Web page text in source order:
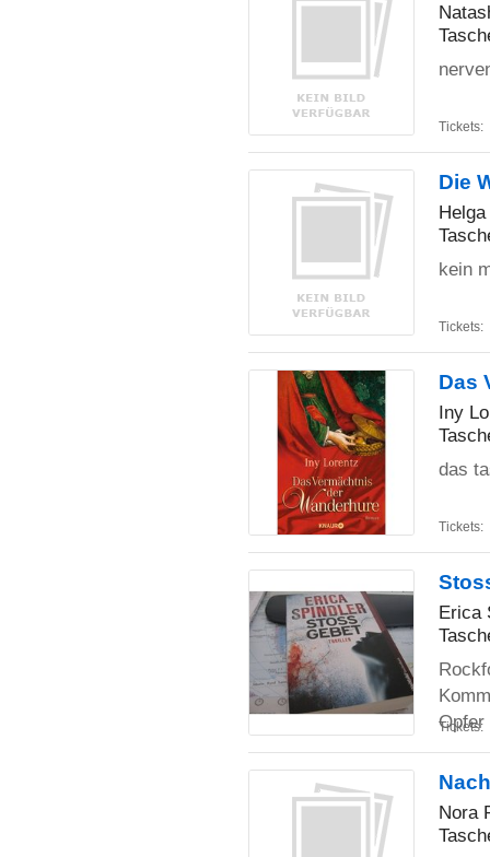
Tickets:
Die
kein
Tickets:
Das
Iny
das
Tickets:
Erica
Opfer
Tickets:
Nora